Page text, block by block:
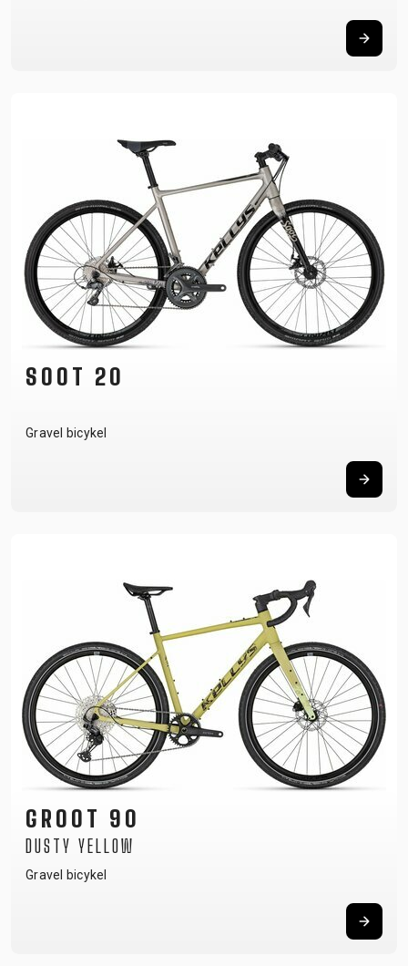
SOOT 20
Gravel bicykel
GROOT 90
DUSTY YELLOW
Gravel bicykel